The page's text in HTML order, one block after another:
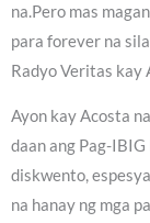
na.Pero mas
para forever na
Radyo Veritas kay
Ayon kay Acosta
daan ang Pag-
diskwento,
na hanay ng mga